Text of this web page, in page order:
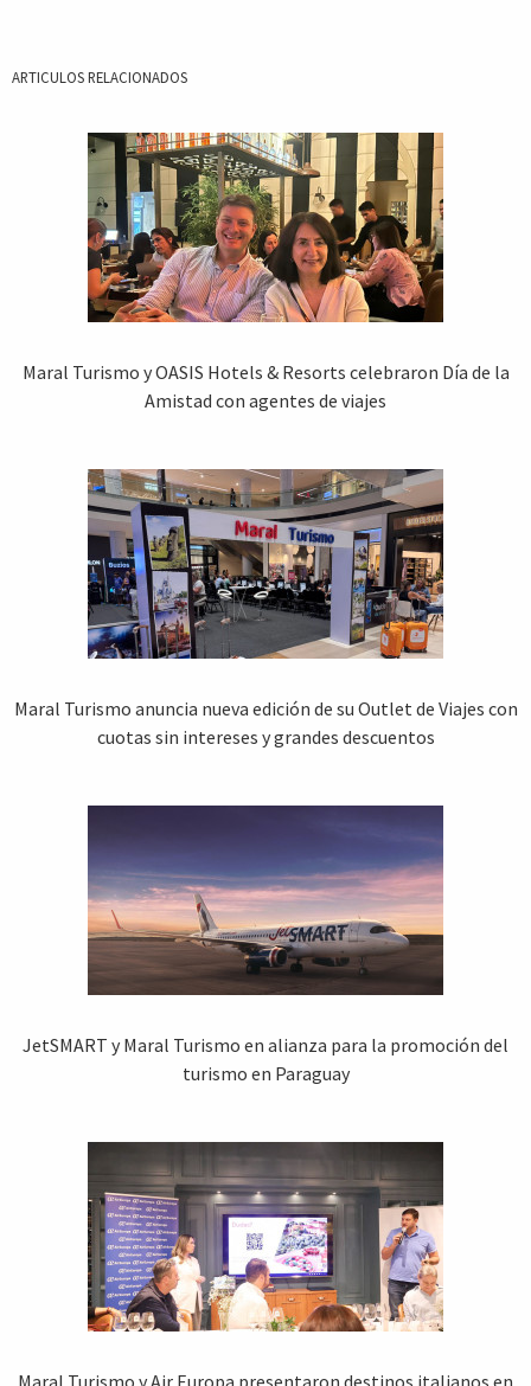
ARTICULOS RELACIONADOS
Maral Turismo y OASIS Hotels & Resorts celebraron Día de la
Amistad con agentes de viajes
Maral Turismo anuncia nueva edición de su Outlet de Viajes con
cuotas sin intereses y grandes descuentos
JetSMART y Maral Turismo en alianza para la promoción del
turismo en Paraguay
Maral Turismo y Air Europa presentaron destinos italianos en